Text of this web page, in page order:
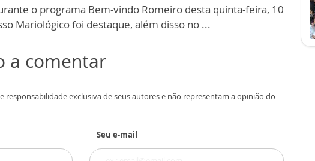
o programa Bem-vindo Romeiro desta quinta-feira, 10
Mariológico foi destaque, além disso no ...
a comentar
responsabilidade exclusiva de seus autores e não representam a opinião do
Seu e-mail